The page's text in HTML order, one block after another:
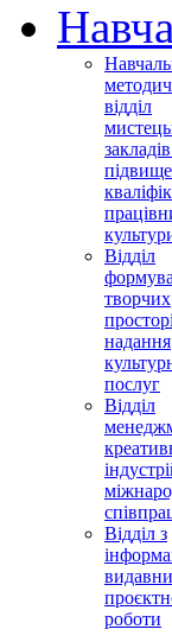
відділ
Відділ
творчих
надання
послуг
Відділ
Відділ з
роботи